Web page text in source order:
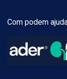
Com podem